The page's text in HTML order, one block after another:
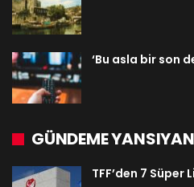
‘Bu asla bir son
GÜNDEME
TFF’den 7 Süper